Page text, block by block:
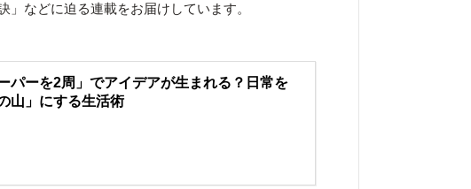
」などに迫る連載をお届けしています。
ーパーを2周」でアイデアが生まれる？日常を
山」にする生活術